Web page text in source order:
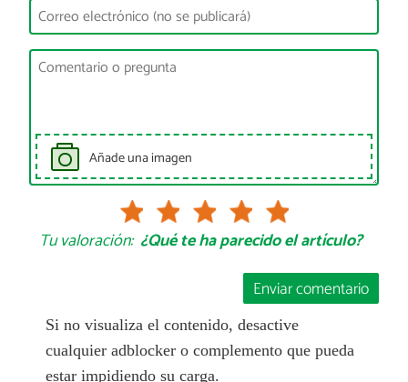
Añade una imagen
Tu valoración: ¿Qué te ha parecido el artículo?
Enviar comentario
Si no visualiza el contenido, desactive
cualquier adblocker o complemento que pueda
estar impidiendo su carga.